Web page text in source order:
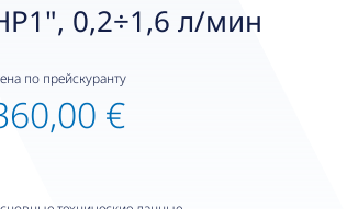
0,2÷1,6 л/мин
по прейскуранту
€